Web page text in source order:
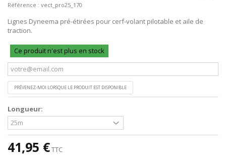
Référence : vect_pro25_170
Lignes Dyneema pré-étirées pour cerf-volant pilotable et aile de
traction.
Ce produit n'est plus en stock
PRÉVENEZ-MOI LORSQUE LE PRODUIT EST DISPONIBLE
Longueur:
41,95 €TTC